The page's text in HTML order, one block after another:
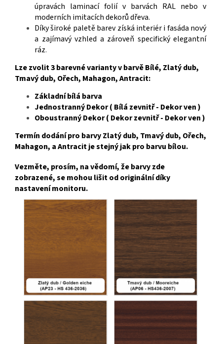
úpravách laminací folií v barvách RAL nebo v
moderních imitacích dekorů dřeva.
Díky široké paletě barev získá interiér i fasáda nový
a zajímavý vzhled a zároveň specifický elegantní
ráz.
Lze zvolit 3 barevné varianty v barvě Bílé, Zlatý dub,
Tmavý dub, Ořech, Mahagon, Antracit:
Základní bílá barva
Jednostranný Dekor ( Bílá zevnitř - Dekor ven )
Oboustranný Dekor ( Dekor zevnitř - Dekor ven )
Termín dodání pro barvy Zlatý dub, Tmavý dub, Ořech,
Mahagon, a Antracit je stejný jak pro barvu bílou.
Vezměte, prosím, na vědomí, že barvy zde
zobrazené, se mohou lišit od originální díky
nastavení monitoru.